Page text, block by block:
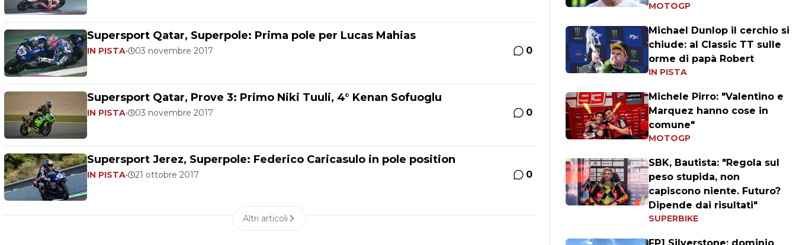
Supersport Qatar, Superpole: Prima pole per Lucas Mahias
IN PISTA• 03 novembre 2017 0
Supersport Qatar, Prove 3: Primo Niki Tuuli, 4° Kenan Sofuoglu
IN PISTA• 03 novembre 2017 0
Supersport Jerez, Superpole: Federico Caricasulo in pole position
IN PISTA• 21 ottobre 2017 0
Altri articoli
MOTOGP
Michael Dunlop il cerchio si
chiude: al Classic TT sulle
orme di papà Robert
IN PISTA
Michele Pirro: "Valentino e
Marquez hanno cose in
comune"
MOTOGP
SBK, Bautista: "Regola sul
peso stupida, non
capiscono niente. Futuro?
Dipende dai risultati"
SUPERBIKE